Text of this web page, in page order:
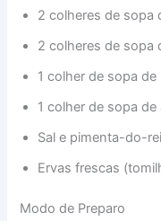
2 colheres de sopa
2 colheres de sopa
1 colher de sopa de
1 colher de sopa de
Sal e pimenta-do-
Ervas frescas
Modo de Preparo